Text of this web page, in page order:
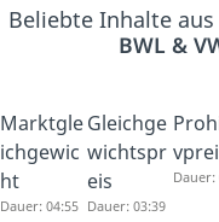
Beliebte Inhalte
BWL &
Marktgle
ichgewic
ht
Dauer: 04:55
Gleichge
wichtspr
eis
Dauer: 03:39
Dauer: